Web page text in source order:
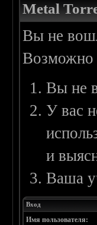
Metal
Вы не
Возможно
Вы не
У вас
и
Ваша
Вход
Имя пользователя: